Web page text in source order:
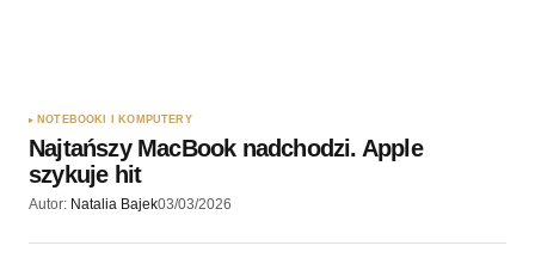
NOTEBOOKI I KOMPUTERY
Najtańszy MacBook nadchodzi. Apple
szykuje hit
Autor: Natalia Bajek03/03/2026